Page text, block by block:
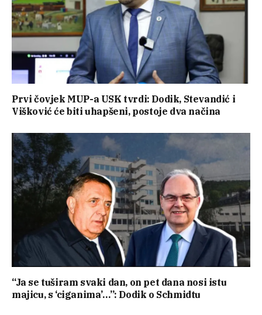
Prvi čovjek MUP-a USK tvrdi: Dodik, Stevandić i
Višković će biti uhapšeni, postoje dva načina
“Ja se tuširam svaki dan, on pet dana nosi istu
majicu, s ‘ciganima’…”: Dodik o Schmidtu